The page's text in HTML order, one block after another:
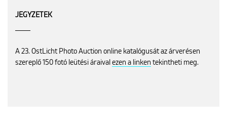
JEGYZETEK
A 23. OstLicht Photo Auction online katalógusát az árverésen
szereplő 150 fotó leütési áraival ezen a linken tekintheti meg.